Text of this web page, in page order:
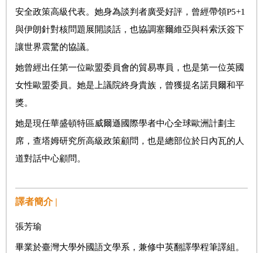
安全政策高級代表。她身為談判者廣受好評，曾經帶領P5+1
與伊朗針對核問題展開談話，也協調塞爾維亞與科索沃簽下
讓世界震驚的協議。
她曾經出任第一位歐盟委員會的貿易專員，也是第一位英國
女性歐盟委員。她是上議院終身貴族，曾獲提名諾貝爾和平
獎。
她是現任華盛頓特區威爾遜國際學者中心全球歐洲計劃主
席，查塔姆研究所高級政策顧問，也是總部位於日內瓦的人
道對話中心顧問。
譯者簡介 |
張芳瑜
畢業於臺灣大學外國語文學系，兼修中英翻譯學程筆譯組。